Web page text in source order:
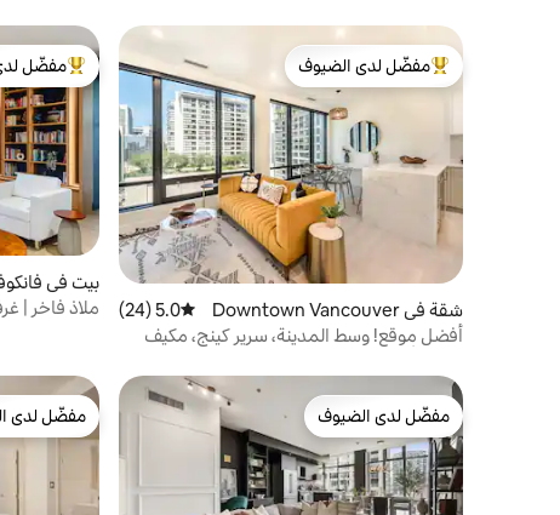
من أبرز البيوت المفضّلة لدى الضيوف
مفضّل لدى الضيوف
شقة في Downtown Vancouver متوسط التقييم 5.0 من 5، 24 مراجعات
5.0 (24)
أفضل موقع! وسط المدينة، سرير كينج، مكيف
من أبرز
مفضّل
بيت في
ملاذ فاخر |
مفضّل لدى الضيوف
مفضّل لدى الضيوف
مفضّل لدى
مفضّل لدى